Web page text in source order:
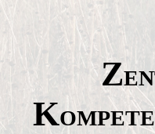
Z
K